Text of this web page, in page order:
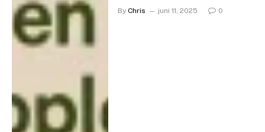
By Chris juni 11, 2025 0